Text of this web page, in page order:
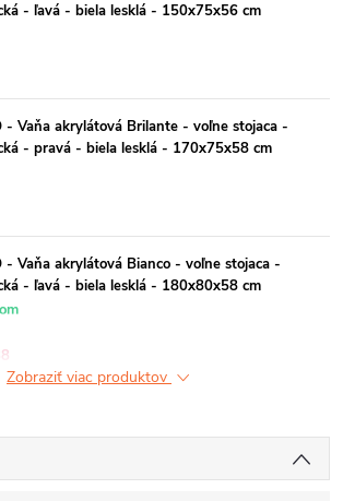
- ľavá - biela lesklá - 150x75x56 cm
- Vaňa akrylátová Brilante - voľne stojaca -
- pravá - biela lesklá - 170x75x58 cm
- Vaňa akrylátová Bianco - voľne stojaca -
- ľavá - biela lesklá - 180x80x58 cm
Zobraziť viac produktov